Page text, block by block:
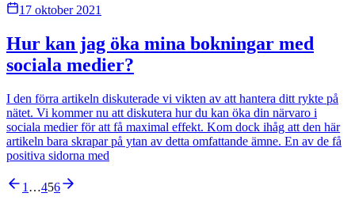
17 oktober 2021
Hur kan jag öka mina bokningar med
sociala medier?
I den förra artikeln diskuterade vi vikten av att hantera ditt rykte på
nätet. Vi kommer nu att diskutera hur du kan öka din närvaro i
sociala medier för att få maximal effekt. Kom dock ihåg att den här
artikeln bara skrapar på ytan av detta omfattande ämne. En av de få
positiva sidorna med
1 …456